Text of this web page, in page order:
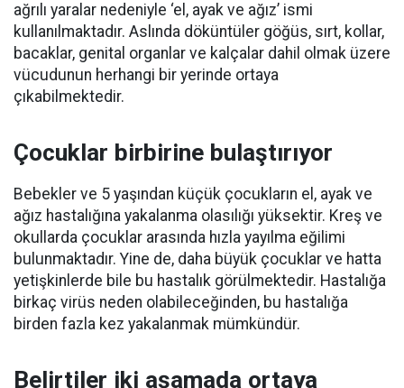
ağrılı yaralar nedeniyle ‘el, ayak ve ağız’ ismi
kullanılmaktadır. Aslında döküntüler göğüs, sırt, kollar,
bacaklar, genital organlar ve kalçalar dahil olmak üzere
vücudunun herhangi bir yerinde ortaya
çıkabilmektedir.
Çocuklar birbirine bulaştırıyor
Bebekler ve 5 yaşından küçük çocukların el, ayak ve
ağız hastalığına yakalanma olasılığı yüksektir. Kreş ve
okullarda çocuklar arasında hızla yayılma eğilimi
bulunmaktadır. Yine de, daha büyük çocuklar ve hatta
yetişkinlerde bile bu hastalık görülmektedir. Hastalığa
birkaç virüs neden olabileceğinden, bu hastalığa
birden fazla kez yakalanmak mümkündür.
Belirtiler iki aşamada ortaya